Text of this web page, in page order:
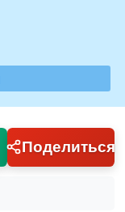
Поделиться